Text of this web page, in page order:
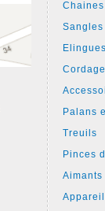
Palans
Treuils
Pinces